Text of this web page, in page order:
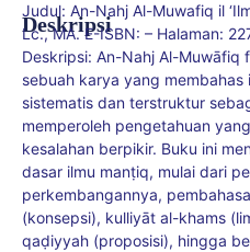
Deskripsi
Judul: An-Nahj Al-Muwafiq il
Lc., MA. E-ISBN: – Halaman:
Deskripsi: An-Nahj Al-Muwāfiq
sebuah karya yang
sistematis dan terstruktur
memperoleh pengetahuan
kesalahan berpikir. Buku ini
dasar ilmu manṭiq, mulai dari
perkembangannya,
(konsepsi), kulliyāt al-khams
qaḍiyyah (proposisi), hingga